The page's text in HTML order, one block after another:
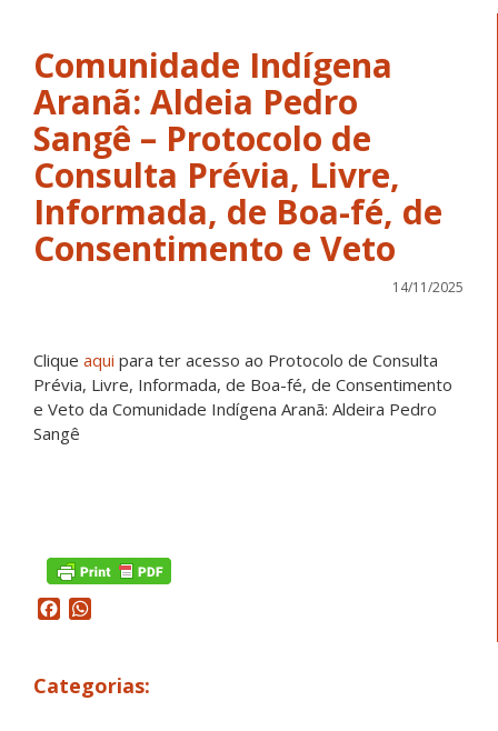
Comunidade Indígena
Aranã: Aldeia Pedro
Sangê – Protocolo de
Consulta Prévia, Livre,
Informada, de Boa-fé, de
Consentimento e Veto
14/11/2025
Clique aqui para ter acesso ao Protocolo de Consulta
Prévia, Livre, Informada, de Boa-fé, de Consentimento
e Veto da Comunidade Indígena Aranã: Aldeira Pedro
Sangê
Facebook
Categorias: